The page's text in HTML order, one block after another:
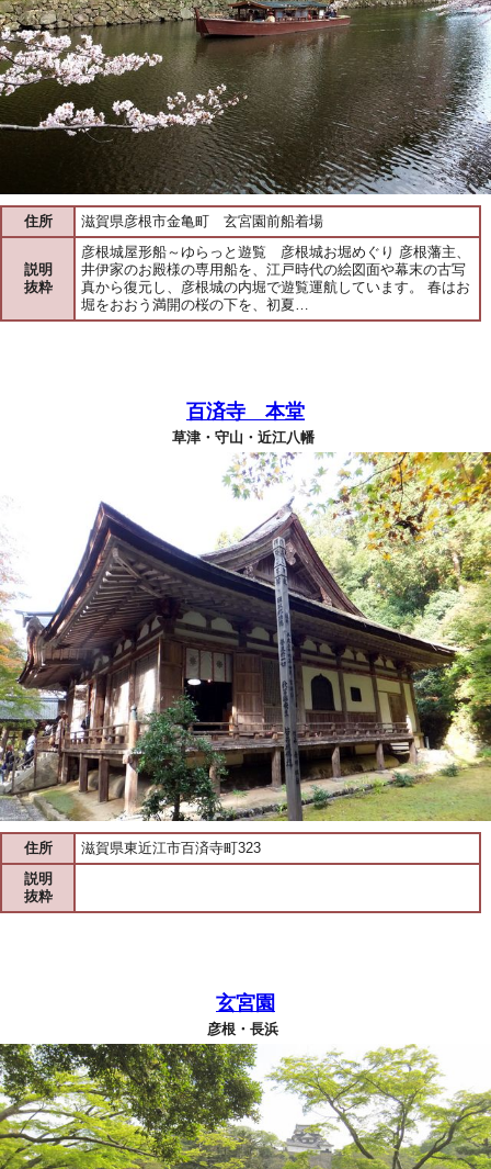
住所 滋賀県彦根市金亀町 玄宮園前船着場
説明
抜粋
彦根城屋形船～ゆらっと遊覧 彦根城お堀めぐり 彦根藩主、
井伊家のお殿様の専用船を、江戸時代の絵図面や幕末の古写
真から復元し、彦根城の内堀で遊覧運航しています。 春はお
堀をおおう満開の桜の下を、初夏…
百済寺 本堂
草津・守山・近江八幡
住所
滋賀県東近江市百済寺町323
説明
抜粋
玄宮園
彦根・長浜